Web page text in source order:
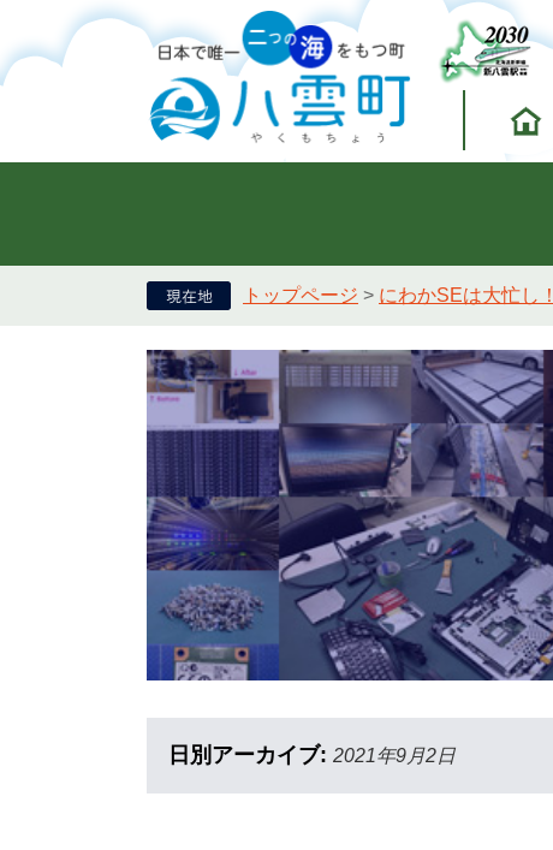
トップページ > にわかSEは大忙し！
日別アーカイブ: 2021年9月2日